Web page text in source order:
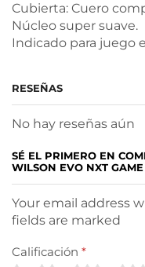
Cubierta: Cuero
Núcleo super suave.
Indicado para juego
RESEÑAS
No hay reseñas aún
SÉ EL PRIMERO EN
WILSON EVO NXT
Your email address
fields are marked
Calificación *